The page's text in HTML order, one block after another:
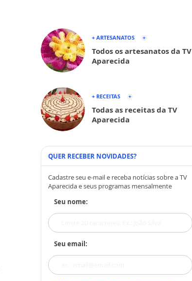
+ ARTESANATOS
Todos os artesanatos da TV
Aparecida
+ RECEITAS
Todas as receitas da TV
Aparecida
QUER RECEBER NOVIDADES?
Cadastre seu e-mail e receba notícias sobre a TV
Aparecida e seus programas mensalmente
Seu nome:
Seu email: